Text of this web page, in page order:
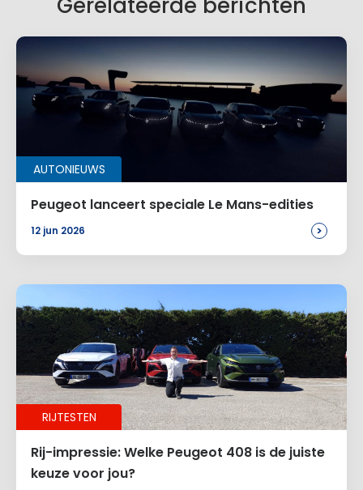
E-mail*
Voeg een reactie toe
Alternative:
AUTONIEUWS
Peugeot lanceert speciale Le Mans-edities
12 jun 2026 >
RIJTESTEN
Rij-impressie: Welke Peugeot 408 is de juiste
keuze voor jou?